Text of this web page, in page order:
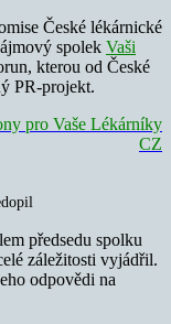
České lékárnické
spolek Vaši
kterou od České
PR-projekt.
pro Vaše Lékárníky
CZ
předsedu spolku
záležitosti vyjádřil.
odpovědi na